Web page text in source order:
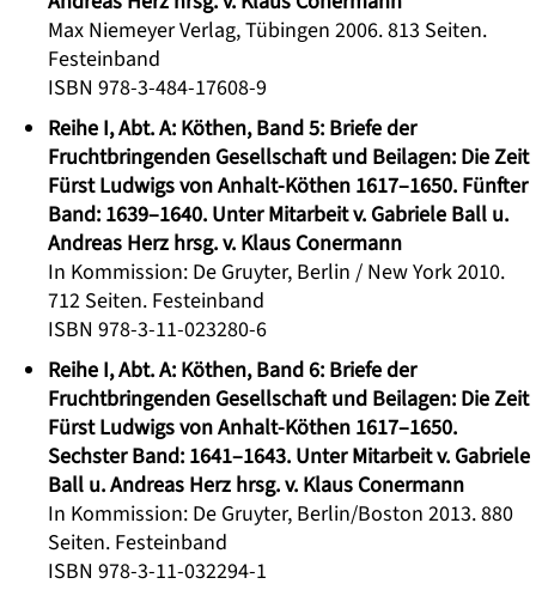
Max Niemeyer Verlag, Tübingen 2006. 813 Seiten.
Festeinband
ISBN 978-3-484-17608-9
Reihe I, Abt. A: Köthen, Band 5: Briefe der
Fruchtbringenden Gesellschaft und Beilagen: Die Zeit
Fürst Ludwigs von Anhalt-Köthen 1617–1650. Fünfter
Band: 1639–1640. Unter Mitarbeit v. Gabriele Ball u.
Andreas Herz hrsg. v. Klaus Conermann
In Kommission: De Gruyter, Berlin / New York 2010.
712 Seiten. Festeinband
ISBN 978-3-11-023280-6
Reihe I, Abt. A: Köthen, Band 6: Briefe der
Fruchtbringenden Gesellschaft und Beilagen: Die Zeit
Fürst Ludwigs von Anhalt-Köthen 1617–1650.
Sechster Band: 1641–1643. Unter Mitarbeit v. Gabriele
Ball u. Andreas Herz hrsg. v. Klaus Conermann
In Kommission: De Gruyter, Berlin/Boston 2013. 880
Seiten. Festeinband
ISBN 978-3-11-032294-1